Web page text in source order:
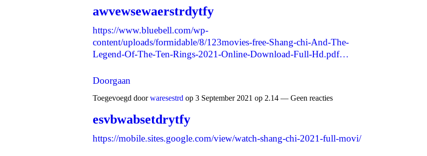
awvewsewaerstrdytfy
https://www.bluebell.com/wp-
content/uploads/formidable/8/123movies-free-Shang-chi-And-The-
Legend-Of-The-Ten-Rings-2021-Online-Download-Full-Hd.pdf…
Doorgaan
Toegevoegd doorwaresestrd op 3 September 2021 op 2.14 — Geen reacties
esvbwabsetdrytfy
https://mobile.sites.google.com/view/watch-shang-chi-2021-full-movi/